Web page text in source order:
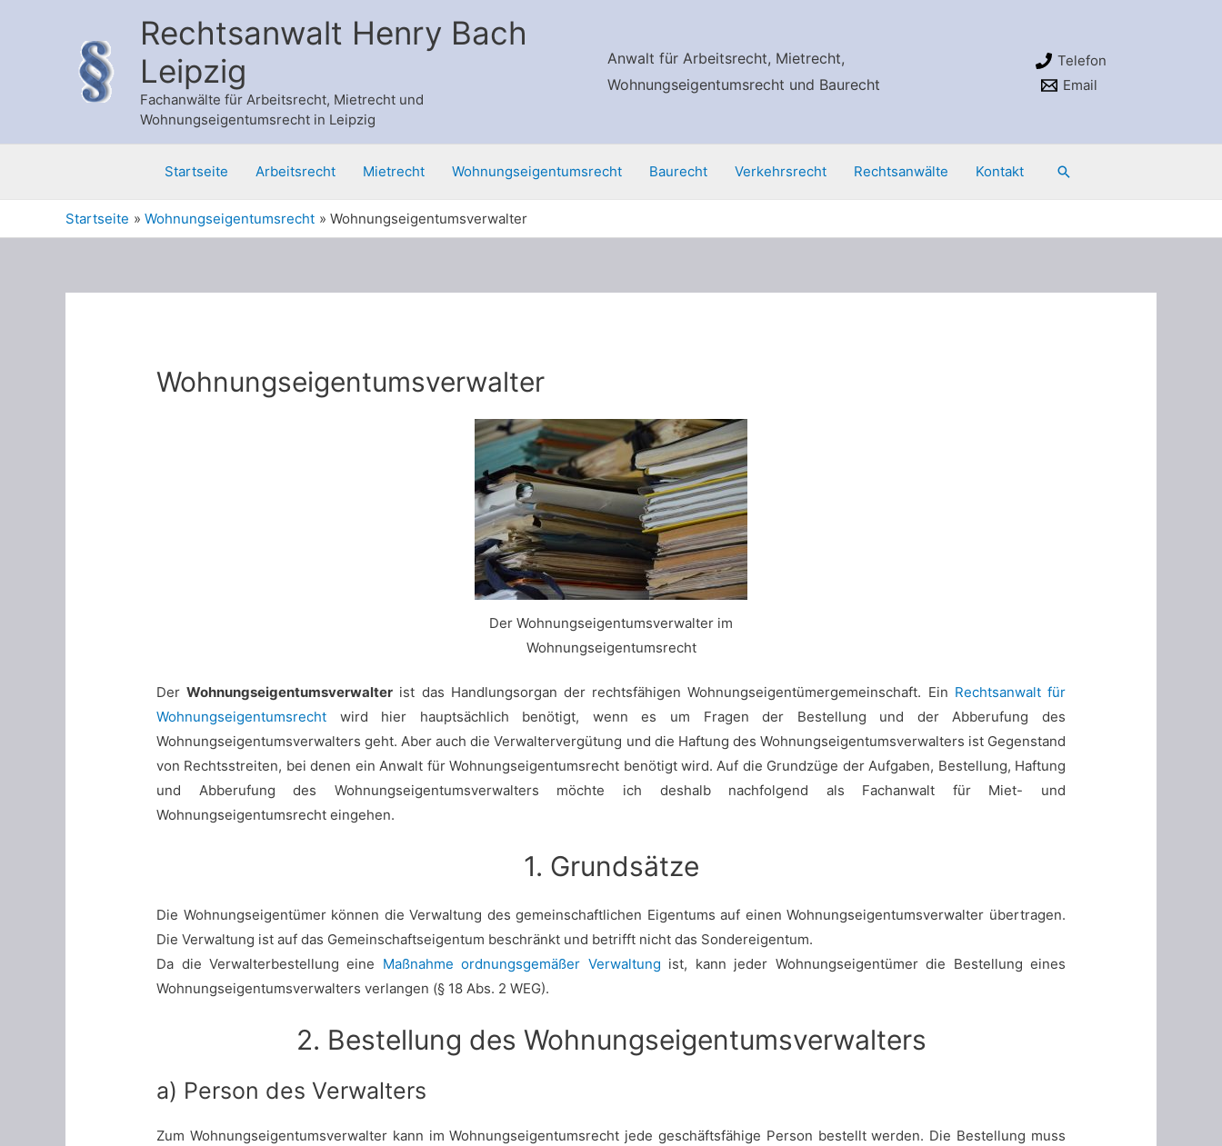
Rechtsanwalt Henry Bach
Leipzig
Fachanwälte für Arbeitsrecht, Mietrecht und
Wohnungseigentumsrecht in Leipzig
Anwalt für Arbeitsrecht, Mietrecht,
Wohnungseigentumsrecht und Baurecht
Telefon
Email
Startseite Arbeitsrecht Mietrecht Wohnungseigentumsrecht Baurecht Verkehrsrecht Rechtsanwälte Kontakt Suchen
Startseite Wohnungseigentumsrecht Wohnungseigentumsverwalter
Wohnungseigentumsverwalter
Der Wohnungseigentumsverwalter im
Wohnungseigentumsrecht
DerWohnungseigentumsverwalter ist das Handlungsorgan der rechtsfähigen Wohnungseigentümergemeinschaft. Ein Rechtsanwalt für
Wohnungseigentumsrecht wird hier hauptsächlich benötigt, wenn es um Fragen der Bestellung und der Abberufung des
Wohnungseigentumsverwalters geht. Aber auch die Verwaltervergütung und die Haftung des Wohnungseigentumsverwalters ist Gegenstand
von Rechtsstreiten, bei denen ein Anwalt für Wohnungseigentumsrecht benötigt wird. Auf die Grundzüge der Aufgaben, Bestellung, Haftung
und Abberufung des Wohnungseigentumsverwalters möchte ich deshalb nachfolgend als Fachanwalt für Miet- und
Wohnungseigentumsrecht eingehen.
1. Grundsätze
Die Wohnungseigentümer können die Verwaltung des gemeinschaftlichen Eigentums auf einen Wohnungseigentumsverwalter übertragen.
Die Verwaltung ist auf das Gemeinschaftseigentum beschränkt und betrifft nicht das Sondereigentum.
Da die Verwalterbestellung eine Maßnahme ordnungsgemäßer Verwaltung ist, kann jeder Wohnungseigentümer die Bestellung eines
Wohnungseigentumsverwalters verlangen (§ 18 Abs. 2 WEG).
2. Bestellung des Wohnungseigentumsverwalters
a) Person des Verwalters
Zum Wohnungseigentumsverwalter kann im Wohnungseigentumsrecht jede geschäftsfähige Person bestellt werden. Die Bestellung muss